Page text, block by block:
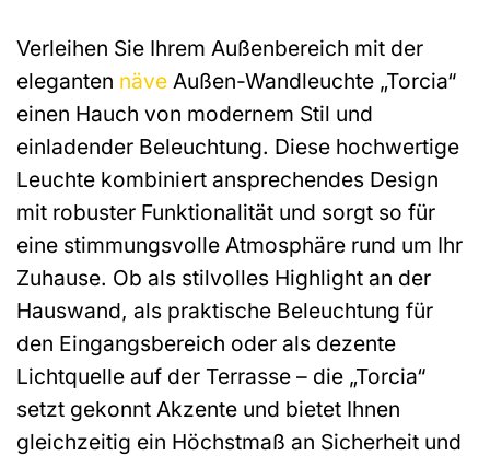
Verleihen Sie Ihrem Außenbereich mit der
eleganten näve Außen-Wandleuchte „Torcia“
einen Hauch von modernem Stil und
einladender Beleuchtung. Diese hochwertige
Leuchte kombiniert ansprechendes Design
mit robuster Funktionalität und sorgt so für
eine stimmungsvolle Atmosphäre rund um Ihr
Zuhause. Ob als stilvolles Highlight an der
Hauswand, als praktische Beleuchtung für
den Eingangsbereich oder als dezente
Lichtquelle auf der Terrasse – die „Torcia“
setzt gekonnt Akzente und bietet Ihnen
gleichzeitig ein Höchstmaß an Sicherheit und